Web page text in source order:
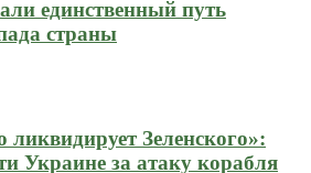
единственный путь
страны
Зеленского»:
Украине за атаку корабля